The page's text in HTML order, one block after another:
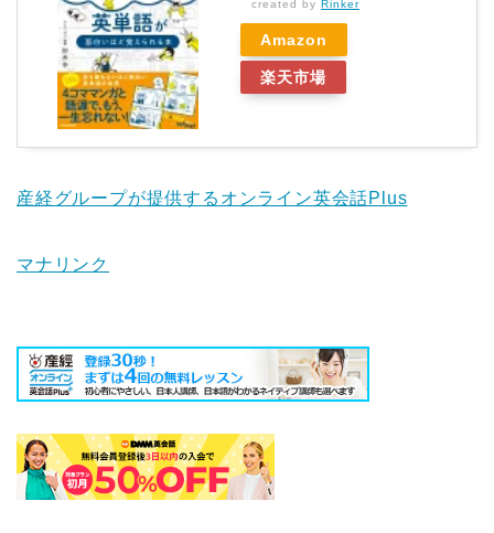
created by Rinker
Amazon
楽天市場
産経グループが提供するオンライン英会話Plus
マナリンク